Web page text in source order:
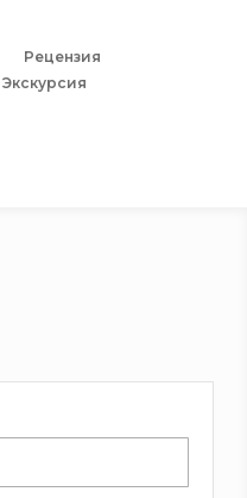
Рецензия
Экскурсия